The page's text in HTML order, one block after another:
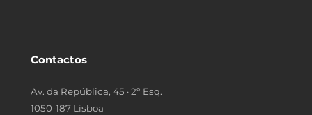
Contactos
Av. da República, 45 · 2º Esq.
1050-187 Lisboa